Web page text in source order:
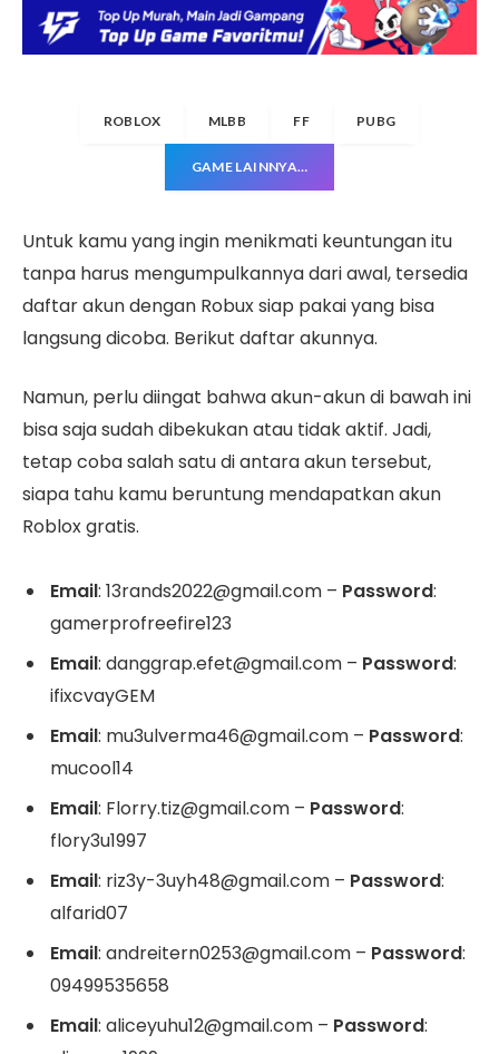
ROBLOX MLBB FF PUBG
GAME LAINNYA…
Untuk kamu yang ingin menikmati keuntungan itu
tanpa harus mengumpulkannya dari awal, tersedia
daftar akun dengan Robux siap pakai yang bisa
langsung dicoba. Berikut daftar akunnya.
Namun, perlu diingat bahwa akun-akun di bawah ini
bisa saja sudah dibekukan atau tidak aktif. Jadi,
tetap coba salah satu di antara akun tersebut,
siapa tahu kamu beruntung mendapatkan akun
Roblox gratis.
Email: 13rands2022@gmail.com – Password:
gamerprofreefire123
Email: danggrap.efet@gmail.com – Password:
ifixcvayGEM
Email: mu3ulverma46@gmail.com – Password:
mucool14
Email: Florry.tiz@gmail.com – Password:
flory3u1997
Email: riz3y-3uyh48@gmail.com – Password:
alfarid07
Email: andreitern0253@gmail.com – Password:
09499535658
Email: aliceyuhu12@gmail.com – Password: